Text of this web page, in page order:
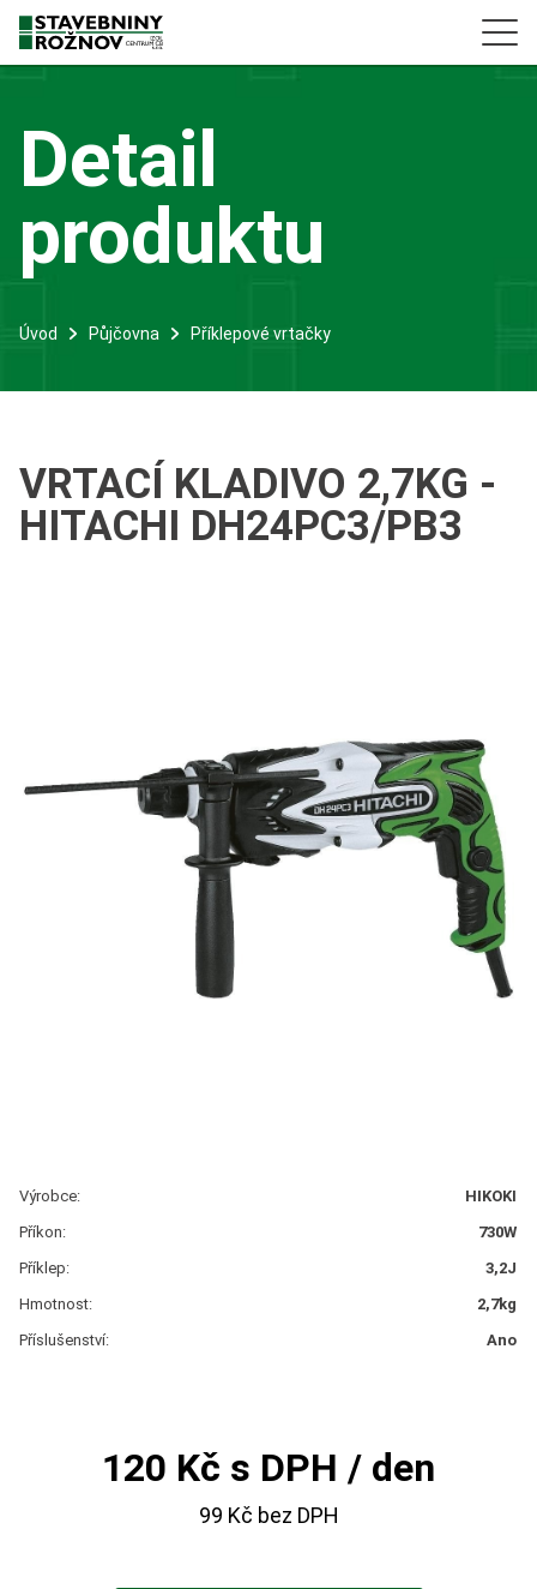
Detail
produktu
Úvod Půjčovna Příklepové vrtačky
VRTACÍ KLADIVO 2,7KG -
HITACHI DH24PC3/PB3
Výrobce:
HIKOKI
Příkon:
730W
Příklep:
3,2J
Hmotnost:
2,7kg
Příslušenství:
Ano
120 Kč s DPH / den
99 Kč bez DPH